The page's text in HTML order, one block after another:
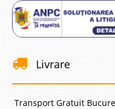
Livrare
Transport Gratuit